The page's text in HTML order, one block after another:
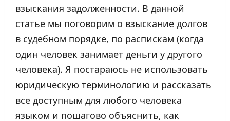
взыскания задолженности. В данной
статье мы поговорим о взыскание долгов
в судебном порядке, по распискам (когда
один человек занимает деньги у другого
человека). Я постараюсь не использовать
юридическую терминологию и рассказать
все доступным для любого человека
языком и пошагово объяснить, как